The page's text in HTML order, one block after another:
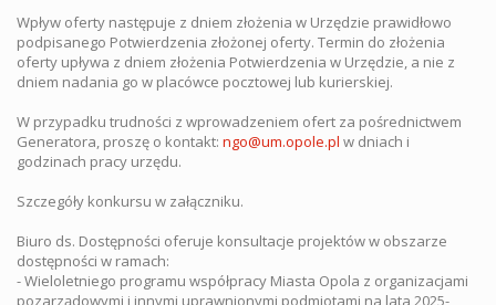
Wpływ oferty następuje z dniem złożenia w Urzędzie prawidłowo
podpisanego Potwierdzenia złożonej oferty. Termin do złożenia
oferty upływa z dniem złożenia Potwierdzenia w Urzędzie, a nie z
dniem nadania go w placówce pocztowej lub kurierskiej.
W przypadku trudności z wprowadzeniem ofert za pośrednictwem
Generatora, proszę o kontakt: ngo@um.opole.pl w dniach i
godzinach pracy urzędu.
Szczegóły konkursu w załączniku.
Biuro ds. Dostępności oferuje konsultacje projektów w obszarze
dostępności w ramach:
- Wieloletniego programu współpracy Miasta Opola z organizacjami
pozarządowymi i innymi uprawnionymi podmiotami na lata 2025-